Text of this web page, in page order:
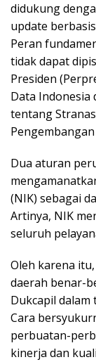
didukung
update
Peran
tidak dapat
Presiden
Data Indonesia
tentang
Dua aturan
(NIK) sebagai
Artinya, NIK
seluruh
Oleh karena
daerah benar-
Dukcapil
Cara
perbuatan-
kinerja dan